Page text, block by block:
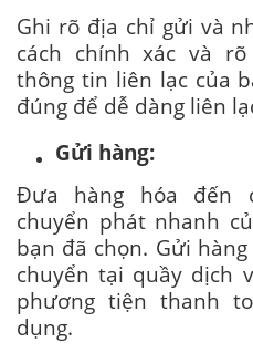
Ghi rõ địa chỉ gửi và
cách chính xác và
thông tin liên lạc của
đúng để dễ dàng liên
Gửi hàng:
Đưa hàng hóa đến
chuyển phát nhanh
bạn đã chọn. Gửi
chuyển tại quầy dịch
phương tiện thanh
dụng.